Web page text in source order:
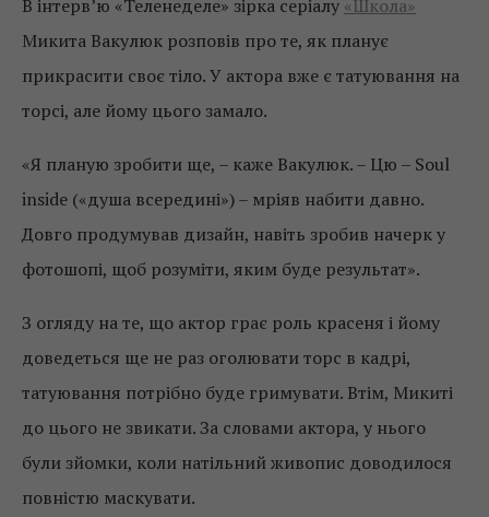
В інтерв’ю «Теленеделе» зірка серіалу «Школа»
Микита Вакулюк розповів про те, як планує
прикрасити своє тіло. У актора вже є татуювання на
торсі, але йому цього замало.
«Я планую зробити ще, – каже Вакулюк. – Цю – Soul
inside («душа всередині») – мріяв набити давно.
Довго продумував дизайн, навіть зробив начерк у
фотошопі, щоб розуміти, яким буде результат».
З огляду на те, що актор грає роль красеня і йому
доведеться ще не раз оголювати торс в кадрі,
татуювання потрібно буде гримувати. Втім, Микиті
до цього не звикати. За словами актора, у нього
були зйомки, коли натільний живопис доводилося
повністю маскувати.